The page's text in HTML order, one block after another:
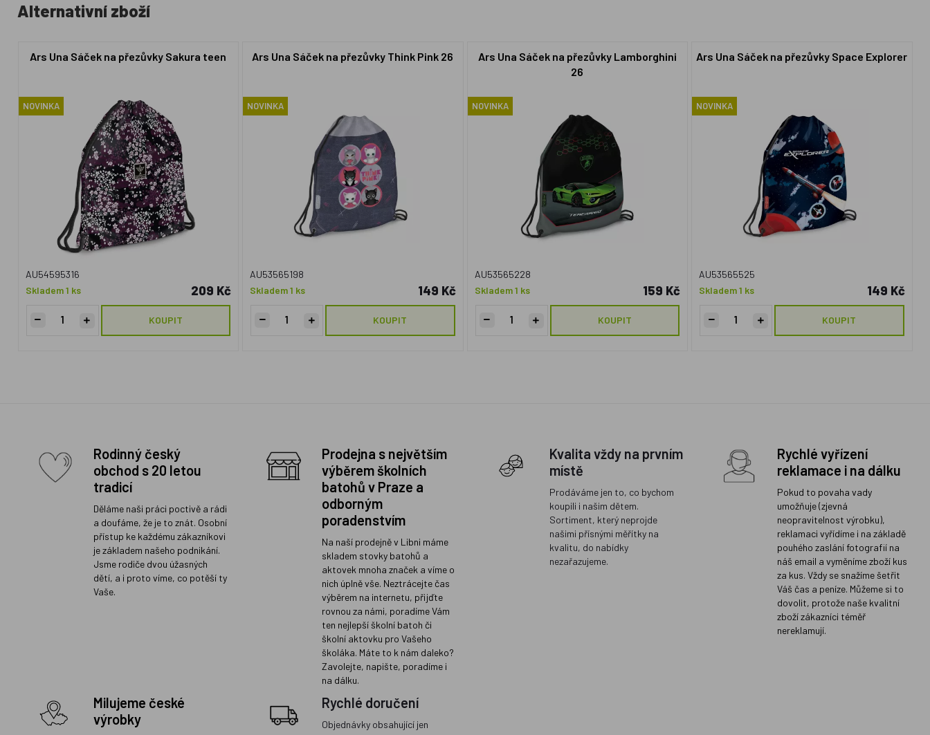
Alternativní zboží
Ars Una Sáček na přezůvky Sakura teen
NOVINKA
AU54595316
Skladem 1 ks
209 Kč
KOUPIT
Ars Una Sáček na přezůvky Think Pink 26
NOVINKA
AU53565198
Skladem 1 ks
149 Kč
KOUPIT
Ars Una Sáček na přezůvky Lamborghini
26
NOVINKA
AU53565228
Skladem 1 ks
159 Kč
KOUPIT
Ars Una Sáček na přezůvky Space Explorer
NOVINKA
AU53565525
Skladem 1 ks
149 Kč
KOUPIT
Rodinný český
obchod s 20 letou
tradicí
Děláme naši práci poctivě a rádi
a doufáme, že je to znát. Osobní
přístup ke každému zákazníkovi
je základem našeho podnikání.
Jsme rodiče dvou úžasných
dětí, a i proto víme, co potěší ty
Vaše.
Prodejna s největším
výběrem školních
batohů v Praze a
odborným
poradenstvím
Na naší prodejně v Libni máme
skladem stovky batohů a
aktovek mnoha značek a víme o
nich úplně vše. Neztrácejte čas
výběrem na internetu, přijďte
rovnou za námi, poradíme Vám
ten nejlepší školní batoh či
školní aktovku pro Vašeho
školáka. Máte to k nám daleko?
Zavolejte, napište, poradíme i
na dálku.
Kvalita vždy na prvním
místě
Prodáváme jen to, co bychom
koupili i našim dětem.
Sortiment, který neprojde
našimi přísnými měřítky na
kvalitu, do nabídky
nezařazujeme.
Rychlé vyřízení
reklamace i na dálku
Pokud to povaha vady
umožňuje (zjevná
neopravitelnost výrobku),
reklamaci vyřídíme i na základě
pouhého zaslání fotografií na
náš email a vyměníme zboží kus
za kus. Vždy se snažíme šetřit
Váš čas a peníze. Můžeme si to
dovolit, protože naše kvalitní
zboží zákazníci téměř
nereklamují.
Milujeme české
výrobky
Rychlé doručení
Objednávky obsahující jen